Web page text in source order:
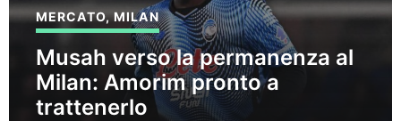
MERCATO,MILAN
Musah verso la permanenza al
Milan: Amorim pronto a
trattenerlo